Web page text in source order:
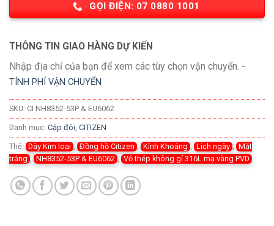
GỌI ĐIỆN: 07 0880 1001
THÔNG TIN GIAO HÀNG DỰ KIẾN
Nhập địa chỉ của bạn để xem các tùy chọn vận chuyển. -
TÍNH PHÍ VẬN CHUYỂN
SKU: CI NH8352-53P & EU6062
Danh mục: Cặp đôi CITIZEN
Thẻ: Dây Kim loại Đồng hồ Citizen Kính Khoáng Lịch ngày
Mặt
trắng
NH8352-53P & EU6062 Vỏ thép không gỉ 316L mạ vàng PVD